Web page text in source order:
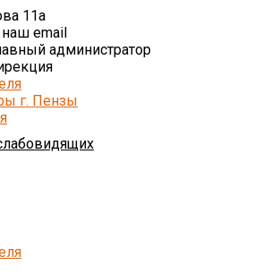
11а
наш email
администратор
г. Пензы